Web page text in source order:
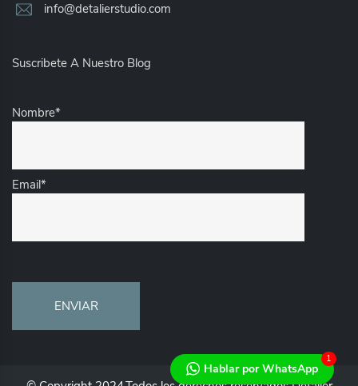
info@detalierstudio.com
Suscribete A Nuestro Blog
Nombre*
Email*
Hablar por WhatsApp
1